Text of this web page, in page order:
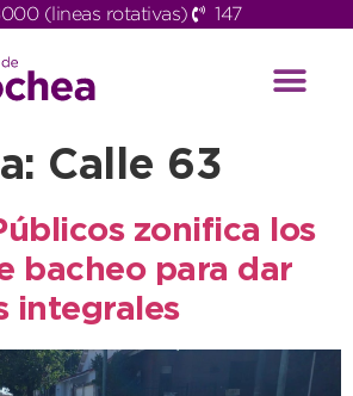
(lineas rotativas) 147
Calle 63
zonifica los
bacheo para dar
integrales